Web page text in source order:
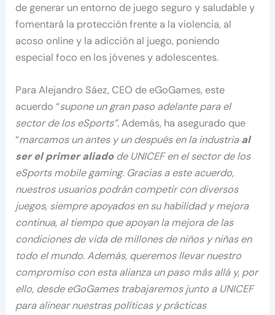
de generar un entorno de juego seguro y saludable y
fomentará la protección frente a la violencia, al
acoso online y la adicción al juego, poniendo
especial foco en los jóvenes y adolescentes.
Para Alejandro Sáez, CEO de eGoGames, este
acuerdo “supone un gran paso adelante para el
sector de los eSports”. Además, ha asegurado que
“marcamos un antes y un después en la industriaal
ser el primer aliadode UNICEF en el sector de los
eSports mobile gaming. Gracias a este acuerdo,
nuestros usuarios podrán competir con diversos
juegos, siempre apoyados en su habilidad y mejora
continua, al tiempo que apoyan la mejora de las
condiciones de vida de millones de niños y niñas en
todo el mundo. Además, queremos llevar nuestro
compromiso con esta alianza un paso más allá y, por
ello, desde eGoGames trabajaremos junto a UNICEF
para alinear nuestras políticas y prácticas